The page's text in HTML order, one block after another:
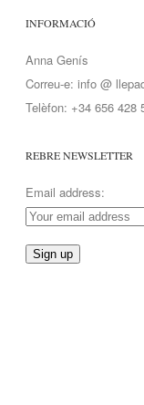
INFORMACIÓ
Anna Genís
Correu-e: info @
Telèfon: +34 656 428
REBRE NEWSLETTER
Email address: